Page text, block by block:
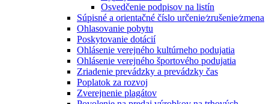
Osvedčenie podpisov na listín
Súpisné a orientačné číslo určenie⁄zrušenie⁄zmena
Ohlasovanie pobytu
Poskytovanie dotácií
Ohlásenie verejného kultúrneho podujatia
Ohlásenie verejného športového podujatia
Zriadenie prevádzky a prevádzky čas
Poplatok za rozvoj
Zverejnenie plagátov